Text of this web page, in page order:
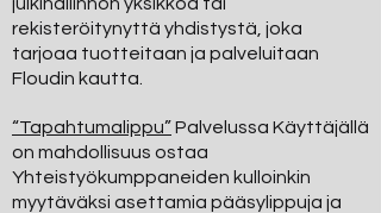
rekisteröitynyttä yhdistystä, joka
tarjoaa tuotteitaan ja palveluitaan
Floudin kautta.
“Tapahtumalippu”Palvelussa Käyttäjällä
on mahdollisuus ostaa
Yhteistyökumppaneiden kulloinkin
myytäväksi asettamia pääsylippuja ja